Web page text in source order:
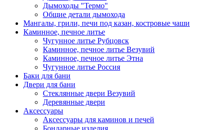
Дымоходы "Термо"
Общие детали дымохода
Мангалы, грили, печи под казан, костровые чаши
Каминное, печное литье
Чугунное литье Рубцовск
Каминное, печное литье Везувий
Каминное, печное литье Этна
Чугунное литье Россия
Баки для бани
Двери для бани
Стеклянные двери Везувий
Деревянные двери
Аксессуары
Аксессуары для каминов и печей
Бондарные изделия